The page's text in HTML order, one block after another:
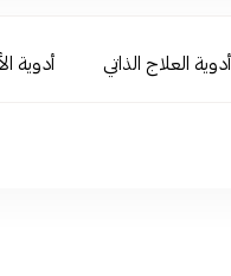
أدوية العلاج الذاتي أدوية